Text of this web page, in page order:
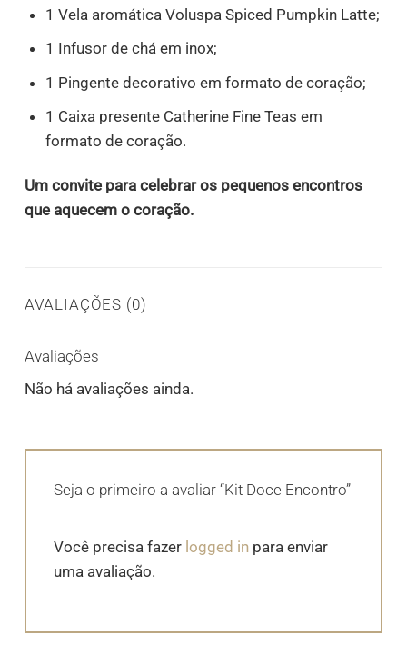
1 Vela aromática Voluspa Spiced Pumpkin Latte;
1 Infusor de chá em inox;
1 Pingente decorativo em formato de coração;
1 Caixa presente Catherine Fine Teas em
formato de coração.
Um convite para celebrar os pequenos encontros
que aquecem o coração.
AVALIAÇÕES (0)
Avaliações
Não há avaliações ainda.
Seja o primeiro a avaliar “Kit Doce Encontro”
Você precisa fazer logged in para enviar
uma avaliação.